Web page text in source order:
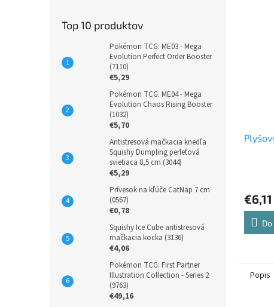
Top 10 produktov
Pokémon TCG: ME03 - Mega
Evolution Perfect Order Booster
(7110)
€5,29
Pokémon TCG: ME04 - Mega
Evolution Chaos Rising Booster
(1032)
€5,70
Antistresová mačkacia knedľa
Squishy Dumpling perleťová
svietiaca 8,5 cm (3044)
€5,29
Prívesok na kľúče CatNap 7 cm
(0567)
€0,78
Squishy Ice Cube antistresová
mačkacia kocka (3136)
€4,06
Pokémon TCG: First Partner
Illustration Collection - Series 2
(9763)
€49,16
€6,11
Popis